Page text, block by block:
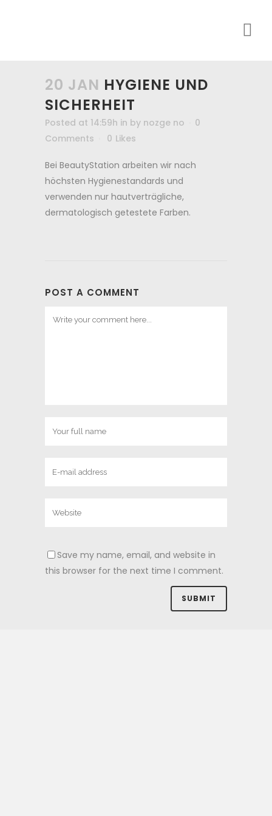
20 JAN HYGIENE UND
SICHERHEIT
Posted at 14:59h in by nozge no
0
Comments
0 Likes
Bei BeautyStation arbeiten wir nach
höchsten Hygienestandards und
verwenden nur hautverträgliche,
dermatologisch getestete Farben.
POST A COMMENT
Save my name, email, and website in
this browser for the next time I comment.